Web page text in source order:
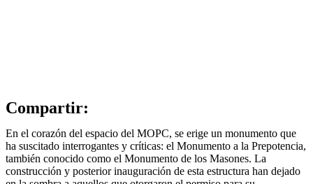
Compartir:
En el corazón del espacio del MOPC, se erige un monumento que
ha suscitado interrogantes y críticas: el Monumento a la Prepotencia,
también conocido como el Monumento de los Masones. La
construcción y posterior inauguración de esta estructura han dejado